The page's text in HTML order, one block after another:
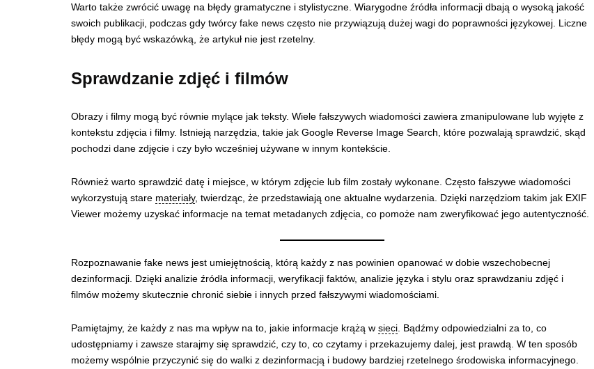
Warto także zwrócić uwagę na błędy gramatyczne i stylistyczne. Wiarygodne źródła informacji dbają o wysoką jakość
swoich publikacji, podczas gdy twórcy fake news często nie przywiązują dużej wagi do poprawności językowej. Liczne
błędy mogą być wskazówką, że artykuł nie jest rzetelny.
Sprawdzanie zdjęć i filmów
Obrazy i filmy mogą być równie mylące jak teksty. Wiele fałszywych wiadomości zawiera zmanipulowane lub wyjęte z
kontekstu zdjęcia i filmy. Istnieją narzędzia, takie jak Google Reverse Image Search, które pozwalają sprawdzić, skąd
pochodzi dane zdjęcie i czy było wcześniej używane w innym kontekście.
Również warto sprawdzić datę i miejsce, w którym zdjęcie lub film zostały wykonane. Często fałszywe wiadomości
wykorzystują stare materiały, twierdząc, że przedstawiają one aktualne wydarzenia. Dzięki narzędziom takim jak EXIF
Viewer możemy uzyskać informacje na temat metadanych zdjęcia, co pomoże nam zweryfikować jego autentyczność.
Rozpoznawanie fake news jest umiejętnością, którą każdy z nas powinien opanować w dobie wszechobecnej
dezinformacji. Dzięki analizie źródła informacji, weryfikacji faktów, analizie języka i stylu oraz sprawdzaniu zdjęć i
filmów możemy skutecznie chronić siebie i innych przed fałszywymi wiadomościami.
Pamiętajmy, że każdy z nas ma wpływ na to, jakie informacje krążą w sieci. Bądźmy odpowiedzialni za to, co
udostępniamy i zawsze starajmy się sprawdzić, czy to, co czytamy i przekazujemy dalej, jest prawdą. W ten sposób
możemy wspólnie przyczynić się do walki z dezinformacją i budowy bardziej rzetelnego środowiska informacyjnego.